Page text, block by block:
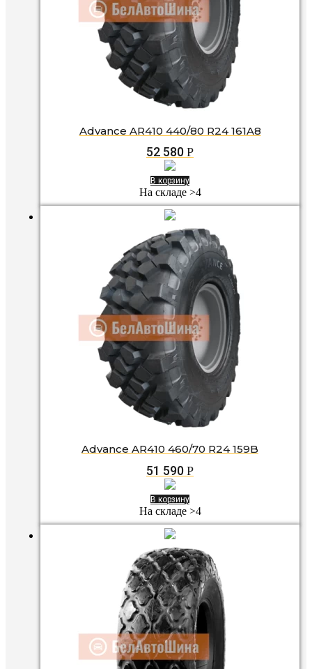
Advance AR410 440/80 R24 161A8
52 580 Р
В корзину
На складе >4
Advance AR410 460/70 R24 159B
51 590 Р
В корзину
На складе >4